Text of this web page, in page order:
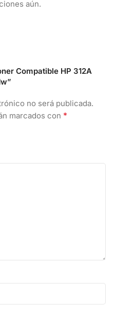
aún.
Compatible HP 312A
no será publicada.
marcados con *